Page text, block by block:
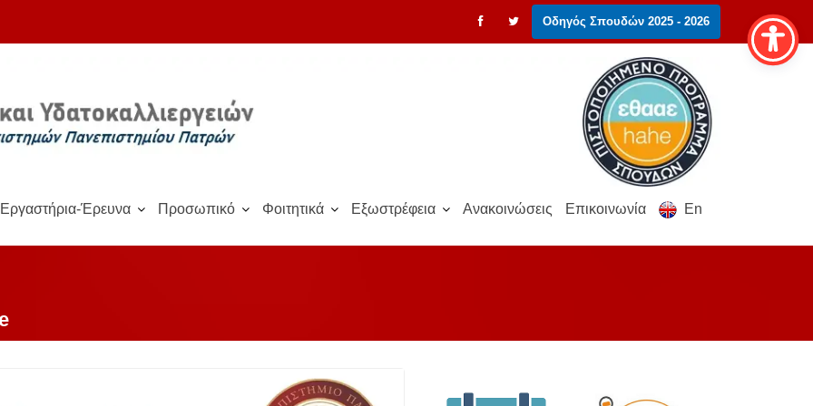
Οδηγός Σπουδών 2025 - 2026
Εργαστήρια-Έρευνα Προσωπικό Φοιτητικά Εξωστρέφεια Ανακοινώσεις Επικοινωνία En